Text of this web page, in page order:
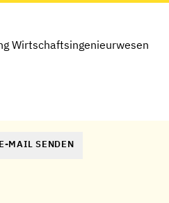
Wirtschaftsingenieurwesen
MAIL SENDEN